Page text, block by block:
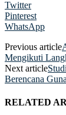
Twitter
Pinterest
WhatsApp
Previous article
Mengikuti
Next article
Berencana
RELATED